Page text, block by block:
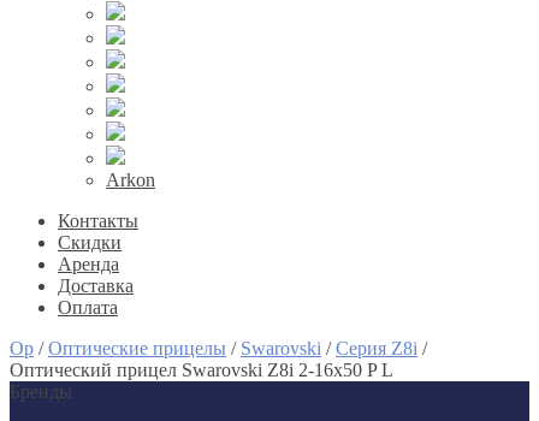
Arkon
Контакты
Скидки
Аренда
Доставка
Оплата
Op /Оптические прицелы / Swarovski /Серия Z8i /
Оптический прицел Swarovski Z8i 2-16x50 P L
Бренды